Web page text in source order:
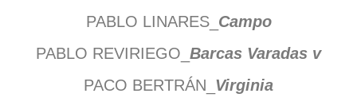
PABLO LINARES_ Campo
PABLO REVIRIEGO_ Barcas Varadas v
PACO BERTRÁN_ Virginia